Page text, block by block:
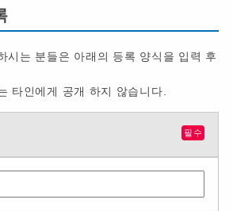
시는 분들은 아래의 등록 양식을 입력 후
타인에게 공개 하지 않습니다.
필수